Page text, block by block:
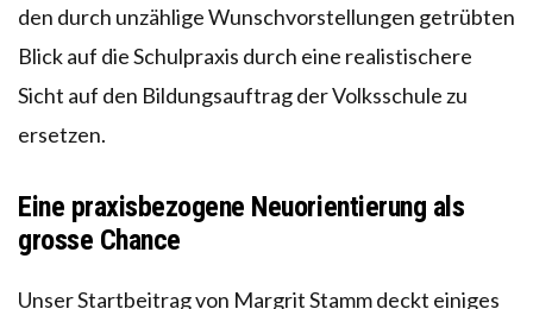
den durch unzählige Wunschvorstellungen getrübten
Blick auf die Schulpraxis durch eine realistischere
Sicht auf den Bildungsauftrag der Volksschule zu
ersetzen.
Eine praxisbezogene Neuorientierung als
grosse Chance
Unser Startbeitrag von Margrit Stamm deckt einiges